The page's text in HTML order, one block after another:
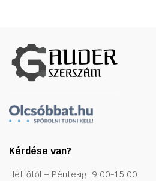
Kérdése van?
Hétfőtől – Péntekig: 9:00-15:00